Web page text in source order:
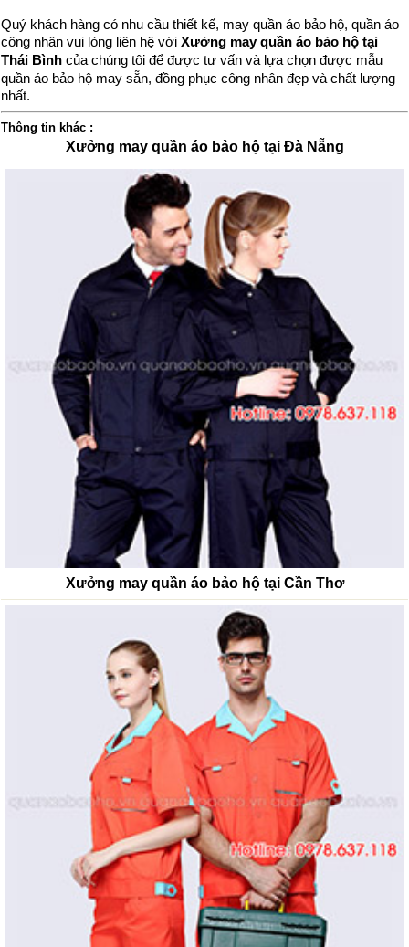
Quý khách hàng có nhu cầu thiết kế, may quần áo bảo hộ, quần áo
công nhân vui lòng liên hệ với Xưởng may quần áo bảo hộ tại
Thái Bình của chúng tôi để được tư vấn và lựa chọn được mẫu
quần áo bảo hộ may sẵn, đồng phục công nhân đẹp và chất lượng
nhất.
Thông tin khác :
Xưởng may quần áo bảo hộ tại Đà Nẵng
Xưởng may quần áo bảo hộ tại Cần Thơ